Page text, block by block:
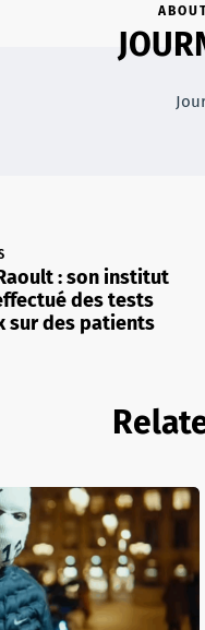
: son institut
des tests
sur des patients